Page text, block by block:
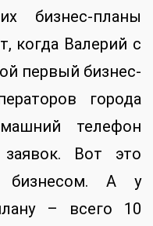
бизнес-планы
когда Валерий с
первый бизнес-
города
телефон
Вот это
бизнесом. А у
– всего 10